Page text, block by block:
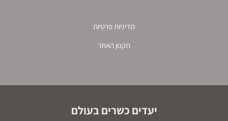
מדיניות פרטיות
תקנון האתר
יעדים כשרים בעולם